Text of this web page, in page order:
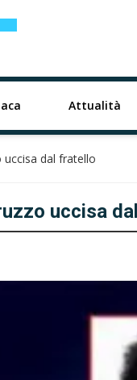
Attualità
uccisa dal fratello
uccisa